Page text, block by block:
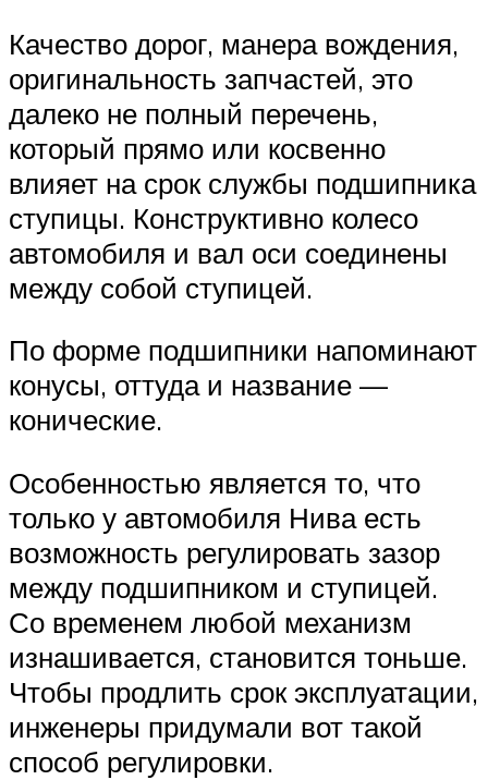
Качество дорог, манера вождения,
оригинальность запчастей, это
далеко не полный перечень,
который прямо или косвенно
влияет на срок службы подшипника
ступицы. Конструктивно колесо
автомобиля и вал оси соединены
между собой ступицей.
По форме подшипники напоминают
конусы, оттуда и название —
конические.
Особенностью является то, что
только у автомобиля Нива есть
возможность регулировать зазор
между подшипником и ступицей.
Со временем любой механизм
изнашивается, становится тоньше.
Чтобы продлить срок эксплуатации,
инженеры придумали вот такой
способ регулировки.